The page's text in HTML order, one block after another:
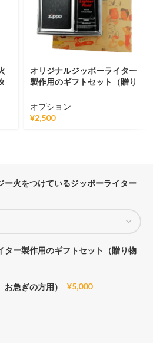
オリジナルジッポーライター
製作用のギフトセット（贈り
オプション
¥2,500
ー火をつけているジッポーライター
ター製作用のギフトセット（贈り物
急ぎの方用） ¥5,000